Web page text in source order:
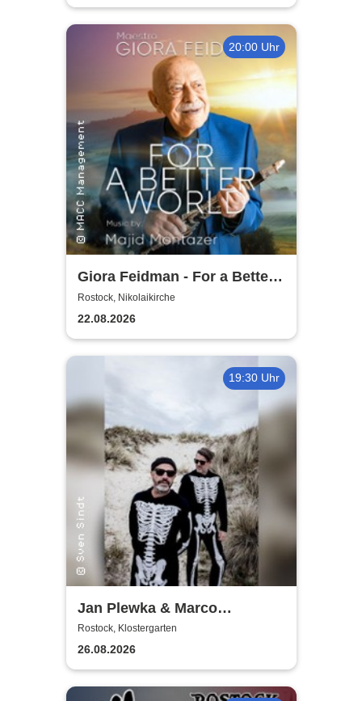
20:00 Uhr
Giora Feidman - For a Better
World
Rostock, Nikolaikirche
22.08.2026
19:30 Uhr
Jan Plewka & Marco
Schmedtje - Between the
Lights
Rostock, Klostergarten
26.08.2026